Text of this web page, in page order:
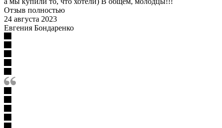
Отзыв полностью
24 августа 2023
Евгения Бондаренко